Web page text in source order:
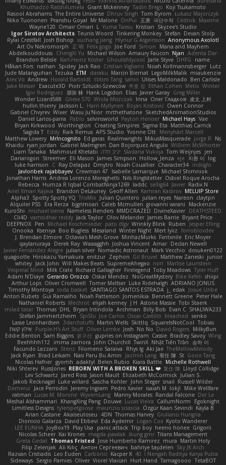
Khuthadzo Ratshilumela Grant Mckenney Tadin Brego Koji Tsukamoto
Rasool Abrahams The Entire Universe Dhruv Singh Tom Byrom Łukasz Majorczyk
Niko Tuononen Pranshu Goyal Mr Malone OnPui 王庚 극단수작 Cédrick Maxime
Wayne120 Omair Omari L Yuma Taesu Kristian Skyzee's Studio
Igor Sirotov Architects Teunis Woord Tinkering Monkey Stefan Devan Stolp
Rylai Crestfall Josh Bishop xuchang jiang Hlynur G Asgeirsson Anonymous Axolotl
Art Ov Nekromorph
正 明 Felix gogo Joe Ford Simon
Mana and Mayhem
Abdelkouddouss ChengXi Yu Michael Wilson Amaury Faucon Njan Adenta Dar
Brandon Belisle Karl-Heinz Köster Ghoulishlycool Jarle Styve DHFG
name
Håkan Fors nathan Spidey Jack Rao Cristian Vigliano Noah Kollmannsberger Lutz
Jude Matanguihan Tezuka ETM daraku Marcin Biernat LegoMilkMalik miaukenzie
Alex Vo Andrew Horald Bartoldt ttitim Tang sahin Ulises Maldonado Ben Carlisle
Jake Messer Exacute3D Piotr Sztucki-Szewców 주호 정 Ethan Cohen Metix Winter
Igor Rodriguez
朋弥 林 Hank Logsdon Elias Javier Garay Greg Miller
Wonder Lizard588
Gliese 570 Wiola Miszczak Irina Олег Гладков 凌太 上村
hullin thierry Jackson L. Harri Myllynen Bojan Kostovic Owen Connor
Gabriel Chvyrev Wixer Wasu Ju'Nior mrthethatone SketchedAnimationStudios
Daniel Larios-parra
Pablo selvinsworld Payton Heniser Michael Hays Vae
Bryan Kirkwood Worthington Creating Simpires Sigma Eta Matthias Carrick
Sagida T Eddy Raik Remus APS Studio Yvonne Ott Menyhárt Marcell
Matthew Lowery MrIncognito Ed garas Realmwrights MikusMasquerade jorge R
Ns
Khaidu ryan jordan Gabriel Malmgren Dan Bojorquez Angulo Williem McWhorter
Liam Tanaka
Mahmoud Khetabi יניב חלה Sladana Vukoja Tom Weijnjes jen
Danarogon Streemer Eli Mason James Simpson Hollow_Jenza eje 지환 이 log
luke harrison
C Ray Delapaz Dmytro Noah Couallier Character34 indiiglo
Javlonbek rajabbayev Crewman 47 Isabelle Lamarque Michael Shimniok
Jonathan Harris Andrea Lorenzo Mereghetti Nils Ringlstetter Osbiel Roque Arocha
Rebecca Humza R Iqbal CombatNinja1269 laddc sellig64 Javier Radix N
Ariel Ilmari Kajava Brandon DeLauney Geoff Allen Kamran Kadirov MELUIP Store
Alpha3 Spotty Spotty YQ TrixMix Julian Quintero julian reyes Nareon claytpn
Alquiler PS5
Era Rerza bjgrimoari Caleb Mcmullen giovanni varani
Mackenzie
KuroShi
michael sierra Nameless Renders MMDCRAZED DivineXavier DEATHSTEED
Cli4D vamsidhar reddy Jack Taylor Olov Melander James Barrie Bryant Price
DEEPNOX Pen Michael Koschmieder pato dlgv Wrinkly Blink Ruben
Jesper Elling
Onooka
Kseniya Boo Bugless Mesaland Winter Night Mert İyiiz forrobloxdev
J. Brendan Elmore Octavia's Mesh Grove MinhazMurks Fxntxnile Eric Moyer
qaylanuraya
Derek Ray Waaagghh Joshua Vincent Amar Declan Newell
Javier Fernández Alegre julian silver Nomadic Astronaut Mark Vecchio dosuken0122
quagootle Hirokazu Yamakura enitzur Zephon Gil Bruvel Matthew Zaneski junior
whitey Jack John Will Makes Beats SupremeAhegao nori
Marlise Launstein
Vesperal Mind
Milk Crate Richard Gallagher Firelegend Toby Meadows Tyler Huff
Adam N'Diaye Gerardo Orozco Oskar Mendez NoGreatMystery Bike Kefeli shiipi
Arthur Lops Oliver Cromwell Tomer Meltser Luke Ridehalgh ADRIANO JONUS
Timothy Montoya soda basket SANTIAGO SANTOS ESTRADA j_ edak Josue Uribe
Anton Rubets Gui Ramalho Noah Patterson Jomenikia Bennett Greene Peter Hale
Nathaniel Roberts Mechrot elijah kenney J H Astone Massie Tobi Staerk
milad tatar Thomas DHL Bryan Intindola Archman Billy Bob Evan C SHALIWA233
Stefan Jammertzheim
SpiSlu Joe Carlos Oscar Castillo bleached senko
Lasse Leonhardsen 3darchstuffs Martin Wells Skittlq SquareIsNotCool Tobias
אילון קשת
Purple-H's Art Stuff Oliver Lemke Josh No No David Rogers MilkyBun
Eddie Benton Sam Biggins 윤구선 gupries on Instagram Cassie Bradley Savoy Wing
Beehhhh112 imma zamora John Churchill TwinX Nhật Tiến Trần
승하 이
Facundo Lazzaro Stenz Filomeno Saraiva Rhys lg Aki Jae TheMellowMelody
Jack Ryan Brad Leikam Nasi Paru Bu Amin Jazmin Lang 宥任 陳 St Gooo Tang
Nicolas Hafner gyomh adaktyl Belen Rubio Kiara Battle Michelle Rothwell
Niki Shterev RussJones REBORN WITH A BROKEN SKILL ❤️ 复任 陳 Lloyd Collidge
Lev Schwartz Jared Ross Jason Mault Elizabeth McCormick Julian S.
Jakob Recknagel Luke willard Sascha Kohler John Steger snail Russell Wilder
Demerui
Jace Perrodin Jeremy Ingram Pedro Xavier isaiah M lokjl
Mike Wellfare
ratman Lucas M. Morone WyvernLang Manny Morales Randal Falcone Der Le
Meshal Alshammari
KhangXing Pang Douwe Lucas Vieira CallumNorm
Egoknight
Limitless Designs tylerspetgoose maurizio sciascia Özgür Kaan Sevindi Kayla B
Arian Castane Akaiseutoseu 4DN Thomas Harvey Giuliano Hungria
Dionicio Galarza David Ebbevi Eda Aydemir Logan Cox Kyoto Wanderer
LEE EUNHA JoyBox19 Play Usa panic attack Trip boy heeno honee Grigorii
Nicolas Scheer Kai Krones magda pawlak ikung gmr Titans Management
Greta Gedat Thomas Fristed Jose Humberto Ramirez mura Martin Holy
Filip Zelenjak Ali Kılıç Антон Сергеевич bahriye taşdelen Sky JK Arch
Razvan Cristiadis Leo Euden Carbonic Kacper K 40. I Nengah Raditya Karya Putra
Sideways Sergio Pamies Oliver Viorel Vlaican Hurt Hand Tamagoooo TetaBOT